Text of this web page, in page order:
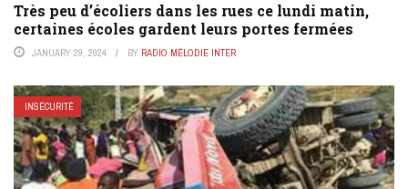
Très peu d’écoliers dans les rues ce lundi matin,
certaines écoles gardent leurs portes fermées
JANUARY 29, 2024 BY RADIO MÉLODIE INTER
INSÉCURITÉ